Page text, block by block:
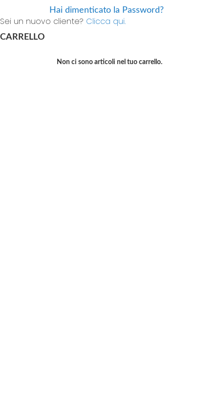
Hai dimenticato la Password?
Sei un nuovo cliente? Clicca qui.
CARRELLO
Non ci sono articoli nel tuo carrello.